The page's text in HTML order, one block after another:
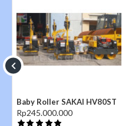
Baby Roller SAKAI HV80ST
Rp245.000.000